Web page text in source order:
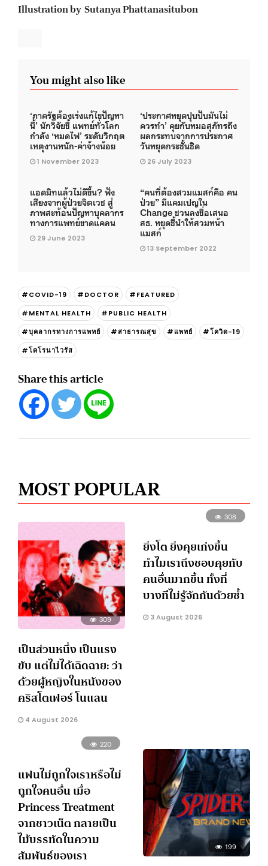
Illustration by Sutanya Phattanasitubon
You might also like
‘ภาครัฐต้องเร่งแก้ไขปัญหา
นี้’ นักวิจัยชี้ แพทย์ทั่วโลก
กำลัง ‘หมดไฟ’ ระดับวิกฤต
เหตุงานหนัก-ค่าจ้างน้อย
1 November 2023
‘ประกาศหยุดปุบปับมันไม่
ควรทำ’ คุยกับหมอสุภัทรถึง
ผลกระทบจากการประกาศ
วันหยุดกระชั้นชิด
26 July 2023
แอดมิทแล้วไม่ดีขึ้น? ฟัง
เสียงจากผู้ป่วยจิตเวช สู่
ภาพสะท้อนปัญหาบุคลากร
ทางการแพทย์ขาดแคลน
29 June 2023
“คนที่ต้องสวมแมสก์คือ คน
ป่วย” มีแคมเปญใน
Change ชวนลงชื่อเสนอ
สธ. หยุดชี้นำให้สวมหน้า
แมสก์
13 September 2022
#COVID-19 #DOCTOR
#FEATURED
#MENTAL HEALTH
#PUBLIC HEALTH
#บุคลากรทางการแพทย์
#สาธารณสุข #แพทย์
#โควิด-19
#โคโรนาไวรัส
Share this article
MOST POPULAR
309
เป็นส่วนหนึ่ง เป็นแรง
ขับ แต่ไม่ได้เฉิดฉาย: ว่า
ด้วยผู้หญิงในหนังของ
คริสโตเฟอร์ โนแลน
4 August 2026
308
ยิ่งโต ยิ่งคุยเก่งขึ้น
ทำไมเราถึงชอบคุยกับ
คนอื่นมากขึ้น ทั้งที่
บางทีไม่รู้จักกันด้วยซ้ำ
3 August 2026
220
แฟนไม่ถูกใจเราหรือไม่
ถูกใจคนอื่น เมื่อ
Princess Treatment
จากชาวเน็ต กลายเป็น
ไม้บรรทัดในความ
สัมพันธ์ของเรา
199